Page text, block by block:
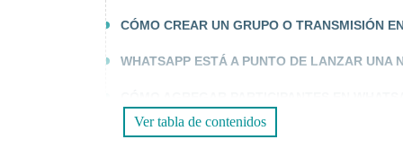
CÓMO CREAR UN GRUPO O TRANSMISIÓN
WHATSAPP ESTÁ A PUNTO DE LANZAR UNA
CREAR ENLACE PARA INVITAR EN WHATSAPP
Ver tabla de contenidos